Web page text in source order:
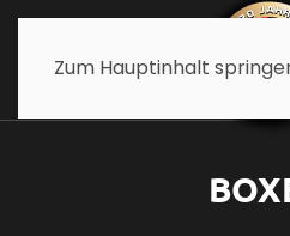
Zum Hauptinhalt